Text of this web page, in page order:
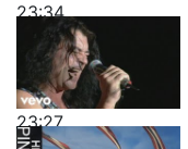
23:34
23:27